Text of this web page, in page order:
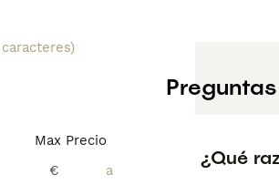
Max Precio
€
¿Qué